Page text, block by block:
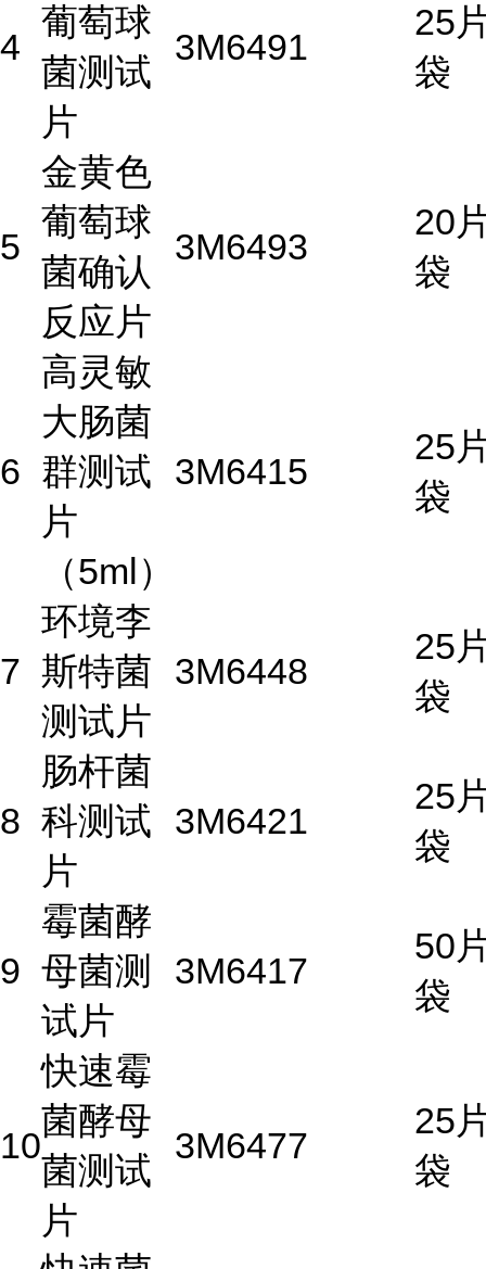
4
葡萄球
菌测试
片
3M6491
25
袋
5
金黄色
葡萄球
菌确认
反应片
3M6493
20
袋
6
高灵敏
大肠菌
群测试
片
（5ml）
3M6415
25
袋
7
环境李
斯特菌
测试片
3M6448
25
袋
8
肠杆菌
科测试
片
3M6421
25
袋
9
霉菌酵
母菌测
试片
3M6417
50
袋
10
快速霉
菌酵母
菌测试
片
3M6477
25
袋